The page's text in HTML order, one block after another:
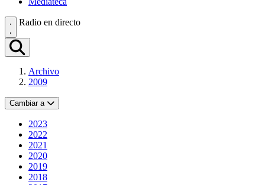
Radio en directo
Archivo
2009
Cambiar a
2023
2022
2021
2020
2019
2018